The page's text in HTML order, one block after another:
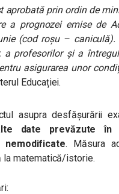
prin ordin de
a prognozei emise de
(cod roșu –
a profesorilor și a
asigurarea unor
Educației.
asupra desfășurării
date prevăzute în
nemodificate. Măsura
la matematică/istorie.